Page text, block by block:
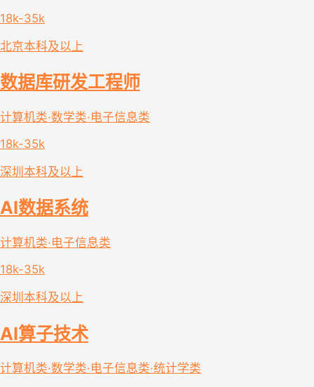
18k-35k
北京本科及以上
数据库研发工程师
计算机类·数学类·电子信息类
18k-35k
深圳 本科及以上
AI数据系统
计算机类·电子信息类
18k-35k
深圳 本科及以上
AI算子技术
计算机类·数学类·电子信息类·统计学类